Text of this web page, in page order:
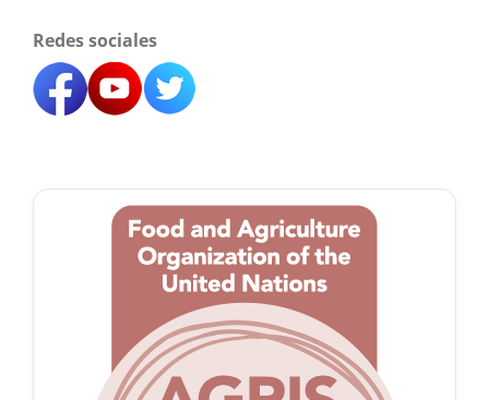
Redes sociales